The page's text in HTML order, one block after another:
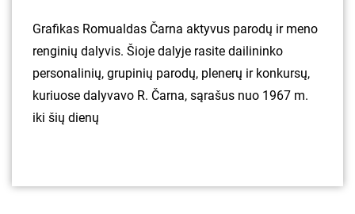
Grafikas Romualdas Čarna aktyvus parodų ir meno
renginių dalyvis. Šioje dalyje rasite dailininko
personalinių, grupinių parodų, plenerų ir konkursų,
kuriuose dalyvavo R. Čarna, sąrašus nuo 1967 m.
iki šių dienų